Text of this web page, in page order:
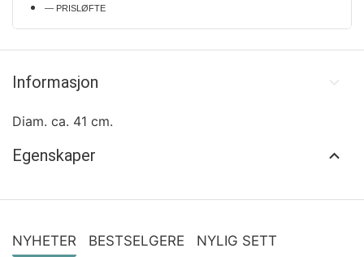
— PRISLØFTE
Informasjon
Diam. ca. 41 cm.
Egenskaper
NYHETER BESTSELGERE NYLIG SETT